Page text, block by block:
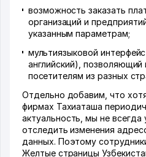
возможность заказать
организаций и
указанным параметрам;
мультиязыковой интерфейс
английский), позволяющий
посетителям из разных
Отдельно добавим, что
фирмах Тахиаташа
актуальность, мы не
отследить изменения
данных. Поэтому
Желтые страницы